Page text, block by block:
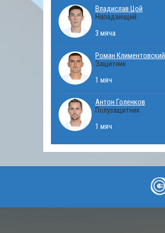
Владислав Цой
Нападающий
3 мяча
Роман Климентовский
Защитник
1 мяч
Антон Голенков
Полузащитник
1 мяч